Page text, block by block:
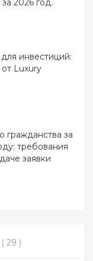
2026 год.
инвестиций:
Luxury
гражданства за
требования
заявки
( 29 )